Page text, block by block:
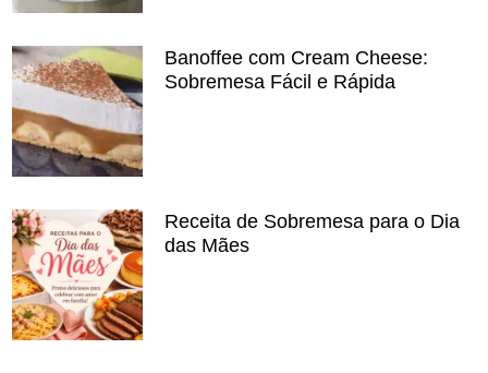
Banoffee com Cream Cheese:
Sobremesa Fácil e Rápida
Receita de Sobremesa para o Dia
das Mães